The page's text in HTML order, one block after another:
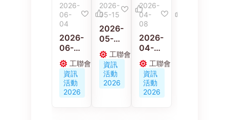
2026-
06-
04
2026-
06-
04
香港文
職及專
業人員
總會舉
工聯會
資訊
活動
2026
2026-
05-15
2026-
05-
15
【會員
有賞】
工聯會
福利優
工聯會
資訊
活動
2026
2026-
04-
08
2026-
04-
08
2026
「同心
賀會慶
•聚力
工聯會
資訊
活動
2026